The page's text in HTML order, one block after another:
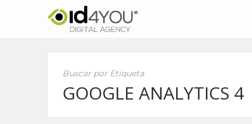
Buscar por Etiqueta
GOOGLE ANALYTICS 4